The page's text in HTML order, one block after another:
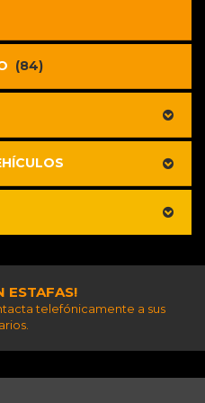
(84)
ESTAFAS!
telefónicamente a sus